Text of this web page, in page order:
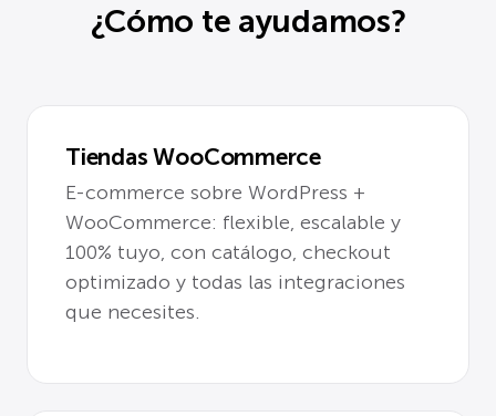
¿Cómo te ayudamos?
Tiendas WooCommerce
E-commerce sobre WordPress +
WooCommerce: flexible, escalable y
100% tuyo, con catálogo, checkout
optimizado y todas las integraciones
que necesites.